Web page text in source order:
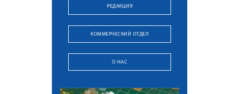
РЕДАКЦИЯ
КОММЕРЧЕСКИЙ ОТДЕЛ
О НАС